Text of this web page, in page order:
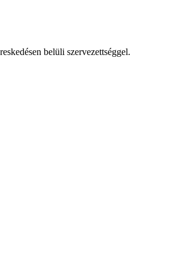
belüli szervezettséggel.